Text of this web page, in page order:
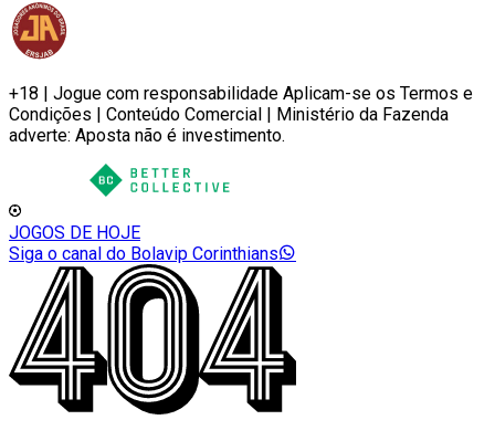
+18 | Jogue com responsabilidade Aplicam-se os Termos e
Condições | Conteúdo Comercial | Ministério da Fazenda
adverte: Aposta não é investimento.
JOGOS DE HOJE
Siga o canal do Bolavip Corinthians